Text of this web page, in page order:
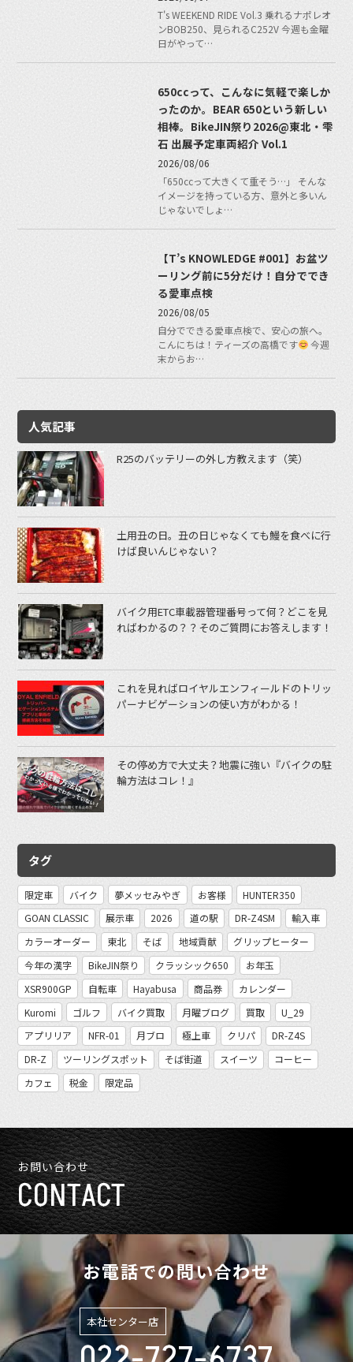
T's WEEKEND RIDE Vol.3 乗れるナポレオ
ンBOB250、見られるC252V 今週も金曜
日がやって…
650ccって、こんなに気軽で楽しか
ったのか。BEAR 650という新しい
相棒。BikeJIN祭り2026@東北・雫
石 出展予定車両紹介 Vol.1
2026/08/06
「650ccって大きくて重そう…」 そんな
イメージを持っている方、意外と多いん
じゃないでしょ…
【T’s KNOWLEDGE #001】お盆ツ
ーリング前に5分だけ！自分ででき
る愛車点検
2026/08/05
自分でできる愛車点検で、安心の旅へ。
こんにちは！ティーズの高橋です
今週
末からお…
人気記事
R25のバッテリーの外し方教えます（笑）
土用丑の日。丑の日じゃなくても鰻を食べに行
けば良いんじゃない？
バイク用ETC車載器管理番号って何？どこを見
ればわかるの？？そのご質問にお答えします！
これを見ればロイヤルエンフィールドのトリッ
パーナビゲーションの使い方がわかる！
その停め方で大丈夫？地震に強い『バイクの駐
輪方法はコレ！』
タグ
限定車 バイク 夢メッセみやぎ お客様
HUNTER350
GOAN CLASSIC
展示車 2026 道の駅 DR-Z4SM
輸入車
カラーオーダー
東北 そば 地域貢献
グリップヒーター
今年の漢字
BikeJIN祭り クラッシック650
お年玉
XSR900GP
自転車 Hayabusa 商品券
カレンダー
Kuromi
ゴルフ バイク買取 月曜ブログ 買取
U_29
アプリリア
NFR-01 月ブロ 極上車 クリパ
DR-Z4S
DR-Z
ツーリングスポット そば街道 スイーツ
コーヒー
カフェ
税金 限定品
お問い合わせ
CONTACT
お電話での問い合わせ
本社センター店